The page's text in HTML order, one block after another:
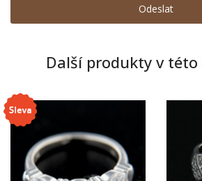
Další produkty v